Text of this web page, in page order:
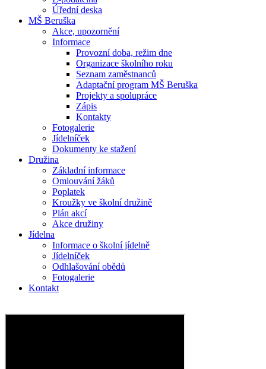
Úřední deska
MŠ Beruška
Akce, upozornění
Informace
Provozní doba, režim dne
Organizace školního roku
Seznam zaměstnanců
Adaptační program MŠ Beruška
Projekty a spolupráce
Zápis
Kontakty
Fotogalerie
Jídelníček
Dokumenty ke stažení
Družina
Základní informace
Omlouvání žáků
Poplatek
Kroužky ve školní družině
Plán akcí
Akce družiny
Jídelna
Informace o školní jídelně
Jídelníček
Odhlašování obědů
Fotogalerie
Kontakt